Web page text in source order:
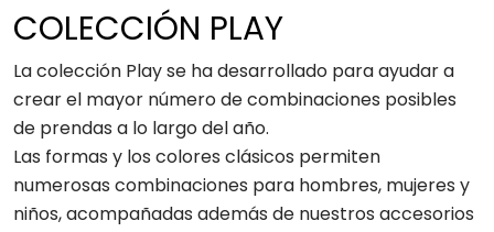
COLECCIÓN PLAY
La colección Play se ha desarrollado para ayudar a
crear el mayor número de combinaciones posibles
de prendas a lo largo del año.
Las formas y los colores clásicos permiten
numerosas combinaciones para hombres, mujeres y
niños, acompañadas además de nuestros accesorios